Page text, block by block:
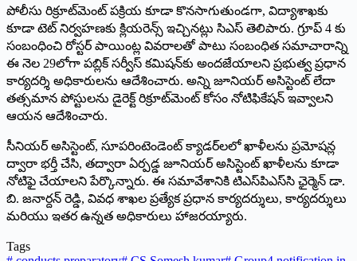
పోలీసు రిక్రూట్‌మెంట్‌ ‌పక్రియ కూడా కొనసాగుతుండగా, విద్యాశాఖకు
కూడా టెట్‌ ‌నిర్వహణకు క్లియరెన్స్ ఇచ్చినట్లు సిఎస్‌ ‌తెలిపారు. గ్రూప్‌ 4 ‌కు
సంబంధించి రోస్టర్‌ ‌పాయింట్ల వివరాలతో పాటు సంబంధిత సమాచారాన్ని
ఈ నెల 29లోగా పబ్లిక్‌ ‌సర్వీస్‌ ‌కమిషన్‌కు అందజేయాలని ప్రభుత్వ ప్రధాన
కార్యదర్శి అధికారులను ఆదేశించారు. అన్ని జూనియర్‌ అసిస్టెంట్‌ ‌లేదా
తత్సమాన పోస్టులను డైరెక్ట్ ‌రిక్రూట్‌మెంట్‌ ‌కోసం నోటిఫికేషన్‌ ఇవ్వాలని
ఆయన ఆదేశించారు.
సీనియర్‌ అసిస్టెంట్‌, ‌సూపరింటెండెంట్‌ ‌క్యాడర్‌లలో ఖాళీలను ప్రమోషన్ల
ద్వారా భర్తీ చేసి, తద్వారా ఏర్పడ్డ జూనియర్‌ అసిస్టెంట్‌ ‌ఖాళీలను కూడా
నోటిఫై చేయాలని పేర్కొన్నారు. ఈ సమావేశానికి టిఎస్‌పిఎస్‌సి ఛైర్మెన్‌ ‌డా.
బి. జనార్దన్‌ ‌రెడ్డి, వివధ శాఖల ప్రత్యేక ప్రధాన కార్యదర్శులు, కార్యదర్శులు
మరియు ఇతర ఉన్నత అధికారులు హాజరయ్యారు.
Tags